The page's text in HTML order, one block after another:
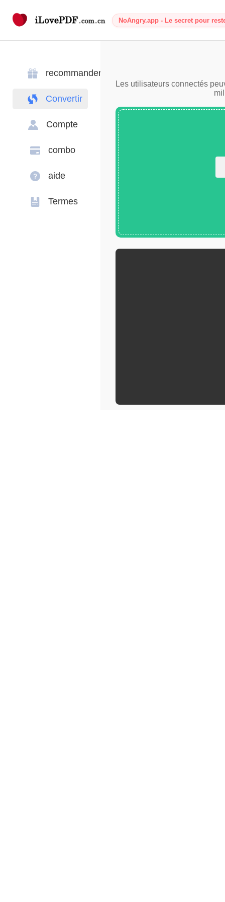
NoAngry.app - Le secret pour
recommander
Convertir
Compte
combo
aide
Termes
Les utilisateurs connectés